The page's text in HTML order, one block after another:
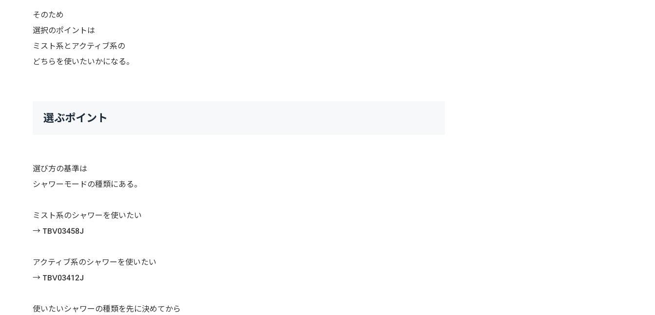
そのため
選択のポイントは
ミスト系とアクティブ系の
どちらを使いたいかになる。
選ぶポイント
選び方の基準は
シャワーモードの種類にある。
ミスト系のシャワーを使いたい
→ TBV03458J
アクティブ系のシャワーを使いたい
→ TBV03412J
使いたいシャワーの種類を先に決めてから